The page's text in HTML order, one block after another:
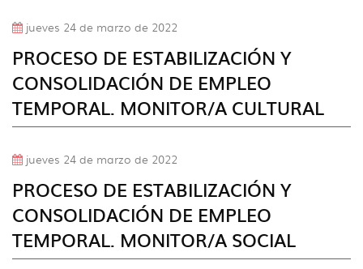
jueves 24 de marzo de 2022
PROCESO DE ESTABILIZACIÓN Y
CONSOLIDACIÓN DE EMPLEO
TEMPORAL. MONITOR/A CULTURAL
jueves 24 de marzo de 2022
PROCESO DE ESTABILIZACIÓN Y
CONSOLIDACIÓN DE EMPLEO
TEMPORAL. MONITOR/A SOCIAL